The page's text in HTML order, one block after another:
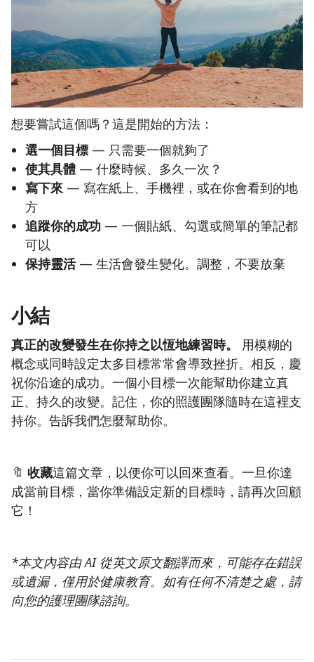
想要嘗試這個嗎？這是開始的方法：
選一個目標 — 只需要一個就夠了
使其具體 — 什麼時候、多久一次？
寫下來— 寫在紙上、手機裡，或在你會看到的地
方
追蹤你的成功 — 一個貼紙、勾選或簡單的筆記都
可以
保持靈活— 生活會發生變化。調整，不要放棄
小結
真正的改變發生在你持之以恆地練習時。
用模糊的
概念或同時設定太多目標常常會導致挫折。相反，慶
祝你沿途的成功。一個小目標一次能幫助你建立真
正、持久的改變。記住，你的照護團隊隨時在這裡支
持你。告訴我們怎麼幫助你。
🔖 收藏這篇文章，以便你可以回來查看。一旦你達
成當前目標，當你準備設定新的目標時，請再次回顧
它！
*本文內容由 AI 從英文原文翻譯而來，可能存在錯誤
或遺漏，僅用於健康教育。如有任何不清楚之處，請
向您的護理團隊諮詢。